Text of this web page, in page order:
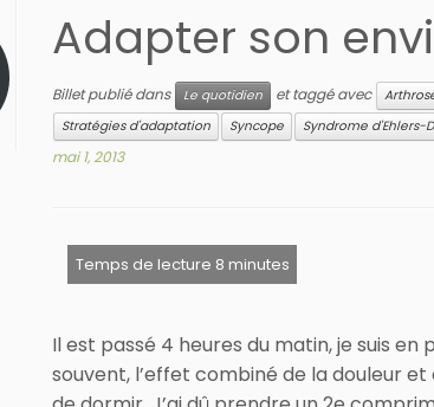
Adapter son
Billet publié dans Le quotidien et taggé avec
Stratégies d'adaptation
Syncope Syndrome d'Ehlers-
mai 1, 2013
Il est passé 4 heures du matin, je suis
souvent, l’effet combiné de la douleur